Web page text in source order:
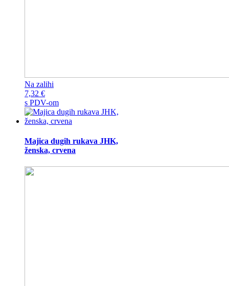
Na zalihi
7,32 €
s PDV-om
Majica dugih rukava JHK,
ženska, crvena